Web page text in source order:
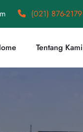
(021) 876-2179
Tentang Kami